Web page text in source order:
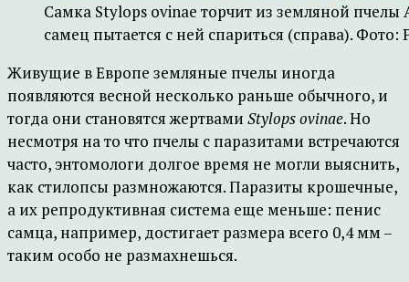
Самка Stylops ovinae торчит из земляной пчелы
самец пытается с ней спариться (справа). Фото:
Живущие в Европе земляные пчелы иногда
появляются весной несколько раньше обычного, и
тогда они становятся жертвами Stylops ovinae. Но
несмотря на то что пчелы с паразитами встречаются
часто, энтомологи долгое время не могли выяснить,
как стилопсы размножаются. Паразиты крошечные,
а их репродуктивная система еще меньше: пенис
самца, например, достигает размера всего 0,4 мм –
таким особо не размахнешься.